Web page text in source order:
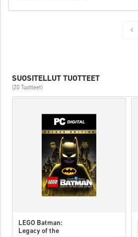
SUOSITELLUT TUOTTEET
(20 Tuotteet)
LEGO Batman:
Legacy of the